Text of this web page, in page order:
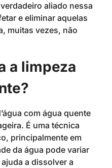
aliado nessa
e eliminar aquelas
muitas vezes, não
a limpeza
com água quente
É uma técnica
principalmente em
da água pode variar
a dissolver a